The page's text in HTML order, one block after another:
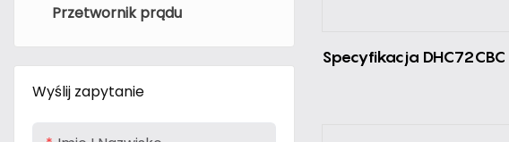
Czujnik prądu cewki
Rogowskiego
Przenośna ładowarka EV
Akcesoria do ładowarek
Przetwornik prądu
Wyślij zapytanie
Specyfikacja DHC72CBC